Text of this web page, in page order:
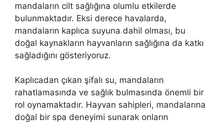
mandaların cilt sağlığına olumlu etkilerde
bulunmaktadır. Eksi derece havalarda,
mandaların kaplıca suyuna dahil olması, bu
doğal kaynakların hayvanların sağlığına da katkı
sağladığını gösteriyoruz.
Kaplıcadan çıkan şifalı su, mandaların
rahatlamasında ve sağlık bulmasında önemli bir
rol oynamaktadır. Hayvan sahipleri, mandalarına
doğal bir spa deneyimi sunarak onların